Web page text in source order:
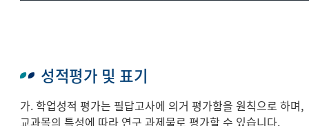
성적평가 및 표기
가. 학업성적 평가는 필답고사에 의거 평가함을 원칙으로 하며,
교과목의 특성에 따라 연구 과제물로 평가할 수 있습니다.